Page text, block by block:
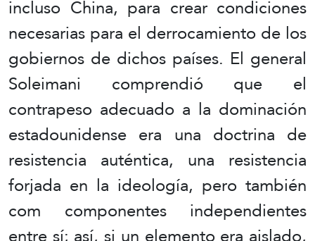
incluso China, para crear condiciones
necesarias para el derrocamiento de los
gobiernos de dichos países. El general
Soleimani comprendió que el
contrapeso adecuado a la dominación
estadounidense era una doctrina de
resistencia auténtica, una resistencia
forjada en la ideología, pero también
com componentes independientes